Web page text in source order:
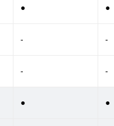
● ●
- -
- -
● ●